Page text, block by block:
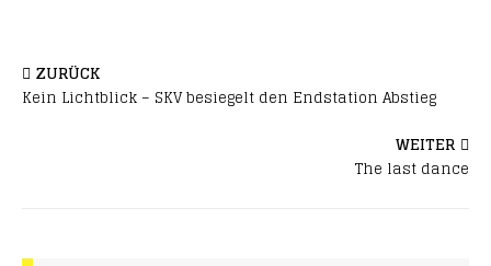
ZURÜCK
Kein Lichtblick – SKV besiegelt den Endstation Abstieg
WEITER
The last dance